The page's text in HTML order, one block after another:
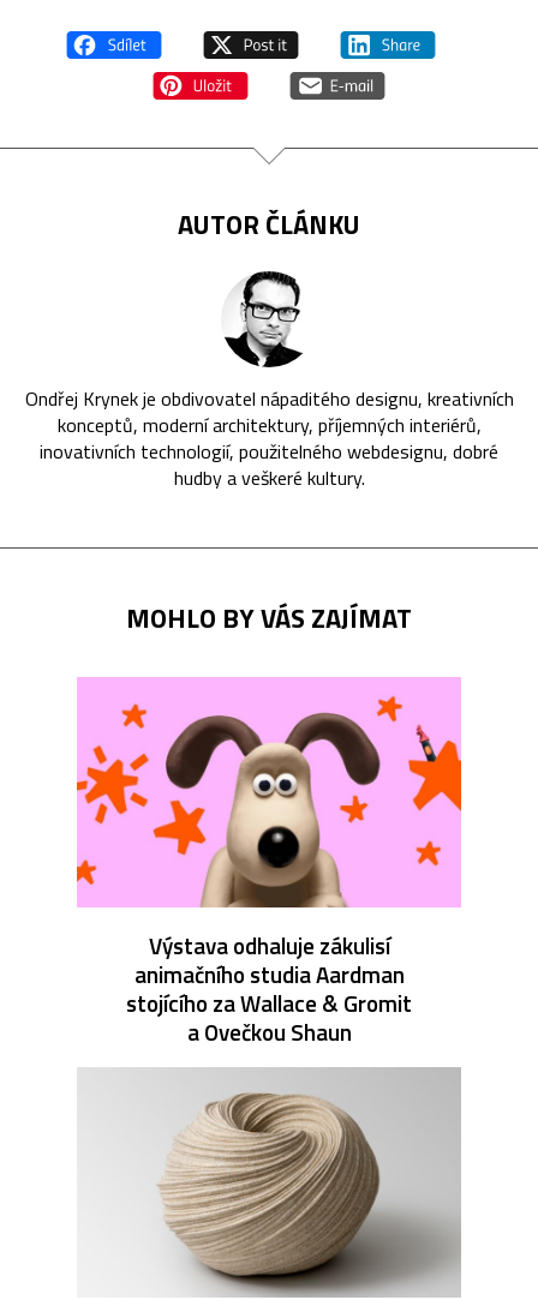
AUTOR ČLÁNKU
Ondřej Krynek je obdivovatel nápaditého designu, kreativních
konceptů, moderní architektury, příjemných interiérů,
inovativních technologií, použitelného webdesignu, dobré
hudby a veškeré kultury.
MOHLO BY VÁS ZAJÍMAT
Výstava odhaluje zákulisí
animačního studia Aardman
stojícího za Wallace & Gromit
a Ovečkou Shaun